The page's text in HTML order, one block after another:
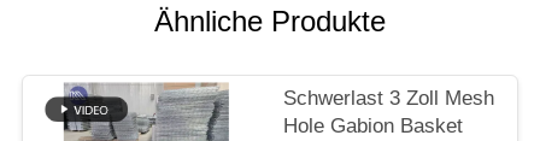
Ähnliche Produkte
Schwerlast 3 Zoll Mesh
Hole Gabion Basket